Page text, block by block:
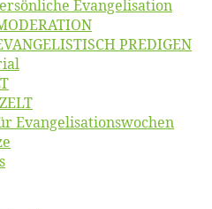
Evangelisation
PREDIGEN
Evangelisationswochen